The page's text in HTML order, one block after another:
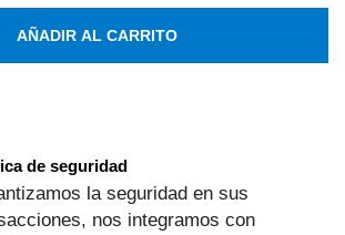
AÑADIR AL CARRITO
de seguridad
la seguridad en sus
nos integramos con